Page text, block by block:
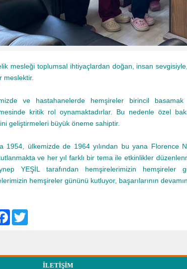
mesleği toplumsal ihtiyaçlardan doğan, insan
meslektir.
ve hastahanelerde hemşireler birincil basamak
kritik rol oynamaktadırlar. Bu nedenle özel
geliştirmeleri büyük öneme sahiptir.
1954, ülkemizde de 1964 yılından bu yana Florence
ve her yıl farklı bir tema ile etkinlikler
YEŞİL tarafından hemşirelerimizin hemşireler
hemşireler gününü kutluyor, başarılarının
F
İLETIŞIM